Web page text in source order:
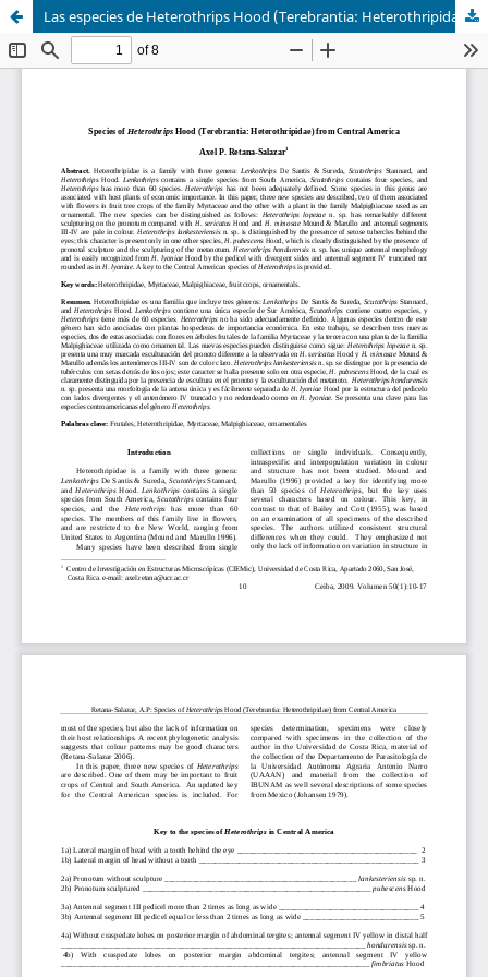
Las especies de Heterothrips Hood (Terebrantia: Heterothripidae) de América Central